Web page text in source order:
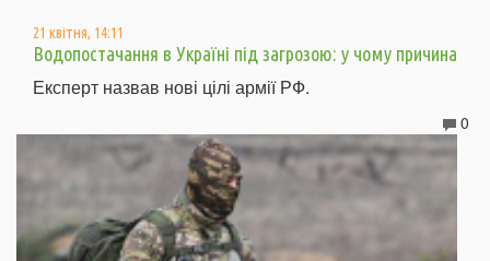
21 квітня, 14:11
Водопостачання в Україні під загрозою: у чому причина
Експерт назвав нові цілі армії РФ.
0